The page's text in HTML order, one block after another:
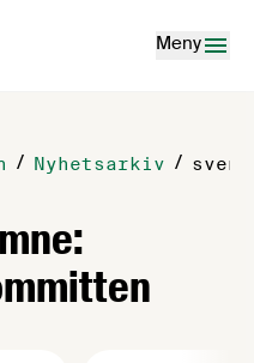
Meny
/ Nyhetsarkiv /